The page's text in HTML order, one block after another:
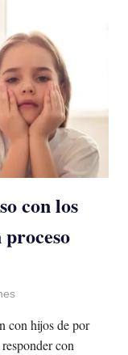
con los
con hijos de por
con